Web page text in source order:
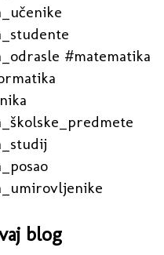
#matematika
blog